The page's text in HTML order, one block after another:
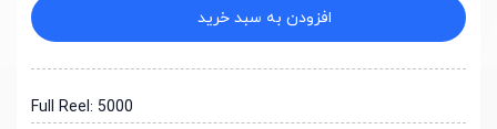
افزودن به سبد خرید
Full Reel: 5000